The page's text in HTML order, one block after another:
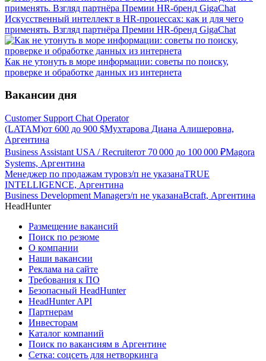
Искусственный интеллект в HR-процессах: как и для чего
применять. Взгляд партнёра Премии HR-бренд GigaChat
Как не утонуть в море информации: советы по поиску,
проверке и обработке данных из интернета
Вакансии дня
Customer Support Chat Operator
(LATAM)от 600 до 900 $Мухтарова Диана Алишеровна,
Аргентина
Business Assistant USA / Recruiterот 70 000 до 100 000 ₽Magora
Systems, Аргентина
Менеджер по продажам туровз/п не указанаTRUE
INTELLIGENCE, Аргентина
Business Development Managerз/п не указанаBcraft, Аргентина
HeadHunter
Размещение вакансий
Поиск по резюме
О компании
Наши вакансии
Реклама на сайте
Требования к ПО
Безопасный HeadHunter
HeadHunter API
Партнерам
Инвесторам
Каталог компаний
Поиск по вакансиям в Аргентине
Сетка: соцсеть для нетворкинга